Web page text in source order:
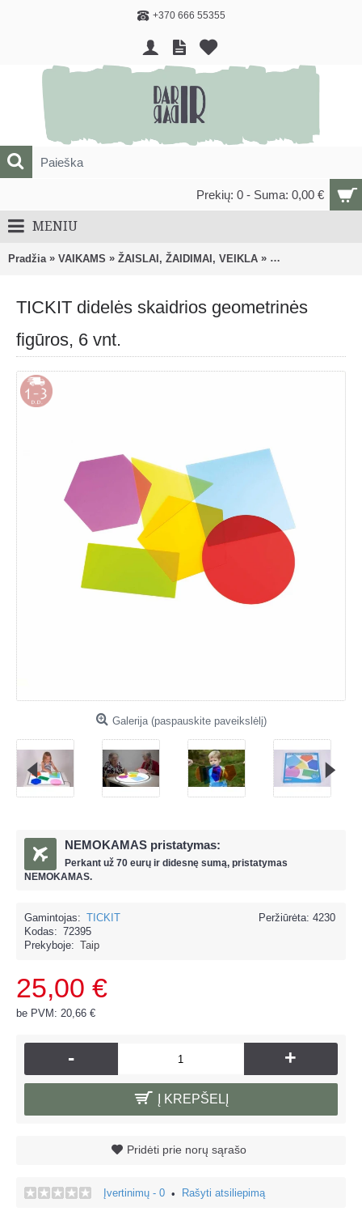
+370 666 55355
Prekių: 0 - Suma: 0,00 €
MENIU
Pradžia » VAIKAMS » ŽAISLAI, ŽAIDIMAI, VEIKLA » Lavinantys,
TICKIT didelės skaidrios geometrinės
figūros, 6 vnt.
Galerija (paspauskite paveikslėlį)
NEMOKAMAS pristatymas:
Perkant už 70 eurų ir didesnę sumą, pristatymas
NEMOKAMAS.
Peržiūrėta: 4230
Gamintojas: TICKIT
Kodas: 72395
Prekyboje: Taip
25,00 €
be PVM: 20,66 €
- +
Į KREPŠELĮ
Pridėti prie norų sąrašo
Įvertinimų - 0 • Rašyti atsiliepimą